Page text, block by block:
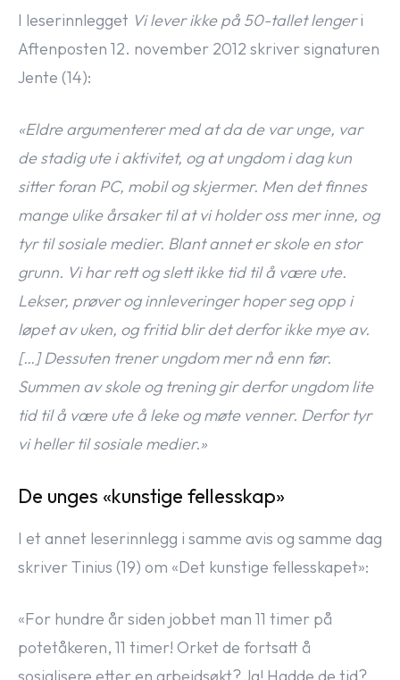
I leserinnlegget Vi lever ikke på 50-tallet lengeri
Aftenposten 12. november 2012 skriver signaturen
Jente (14):
«Eldre argumenterer med at da de var unge, var
de stadig ute i aktivitet, og at ungdom i dag kun
sitter foran PC, mobil og skjermer. Men det finnes
mange ulike årsaker til at vi holder oss mer inne, og
tyr til sosiale medier. Blant annet er skole en stor
grunn. Vi har rett og slett ikke tid til å være ute.
Lekser, prøver og innleveringer hoper seg opp i
løpet av uken, og fritid blir det derfor ikke mye av.
[…] Dessuten trener ungdom mer nå enn før.
Summen av skole og trening gir derfor ungdom lite
tid til å være ute å leke og møte venner. Derfor tyr
vi heller til sosiale medier.»
De unges «kunstige fellesskap»
I et annet leserinnlegg i samme avis og samme dag
skriver Tinius (19) om «Det kunstige fellesskapet»:
«For hundre år siden jobbet man 11 timer på
potetåkeren, 11 timer! Orket de fortsatt å